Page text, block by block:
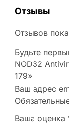
Отзывы
Отзывов
Будьте
NOD32
179»
Ваш адрес
Ваша оценка